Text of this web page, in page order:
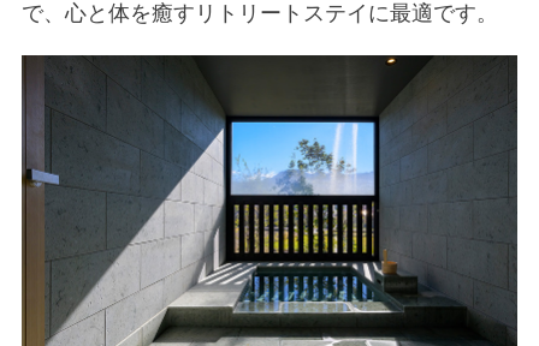
で、心と体を癒すリトリートステイに最適です。